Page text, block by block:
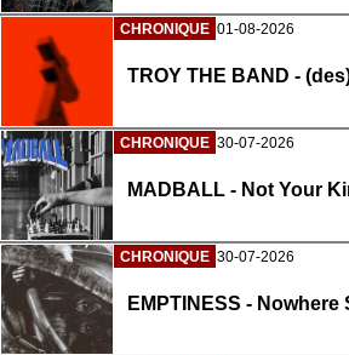
CHRONIQUE 01-08-2026
TROY THE BAND -
CHRONIQUE 30-07-2026
MADBALL - Not Your
CHRONIQUE 30-07-2026
EMPTINESS - Nowhere